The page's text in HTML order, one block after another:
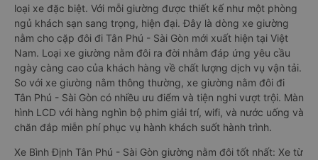
loại xe đặc biệt. Với mỗi giường được thiết kế như một phòng
ngủ khách sạn sang trọng, hiện đại. Đây là dòng xe giường
nằm cho cặp đôi đi Tân Phú - Sài Gòn mới xuất hiện tại Việt
Nam. Loại xe giường nằm đôi ra đời nhằm đáp ứng yêu cầu
ngày càng cao của khách hàng về chất lượng dịch vụ vận tải.
So với xe giường nằm thông thường, xe giường nằm đôi đi
Tân Phú - Sài Gòn có nhiều ưu điểm và tiện nghi vượt trội. Màn
hình LCD với hàng nghìn bộ phim giải trí, wifi, và nước uống và
chăn đắp miễn phí phục vụ hành khách suốt hành trình.
Xe Bình Định Tân Phú - Sài Gòn giường nằm đôi tốt nhất: Xe từ